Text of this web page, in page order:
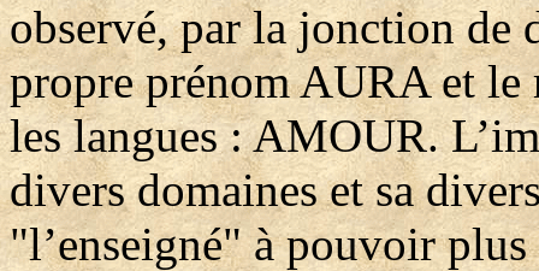
observé, par la jonction de
propre prénom AURA et
les langues : AMOUR.
divers domaines et sa
"l’enseigné" à pouvoir